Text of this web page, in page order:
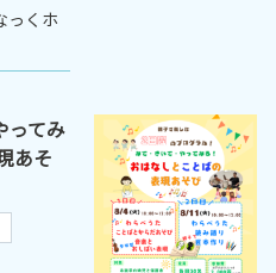
っくホ
ってみ
あそ